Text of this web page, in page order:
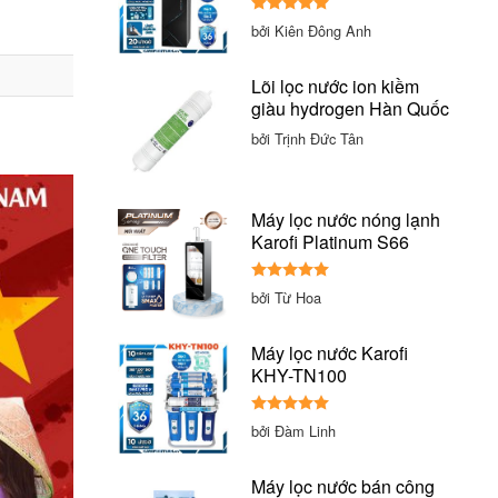
Được xếp
hạng55
bởi Kiên Đông Anh
Lõi lọc nước ion kiềm
giàu hydrogen Hàn Quốc
bởi Trịnh Đức Tân
Máy lọc nước nóng lạnh
Karofi Platinum S66
Được xếp
hạng5 5
bởi Từ Hoa
Máy lọc nước Karofi
KHY-TN100
Được xếp
hạng55
bởi Đàm Linh
Máy lọc nước bán công